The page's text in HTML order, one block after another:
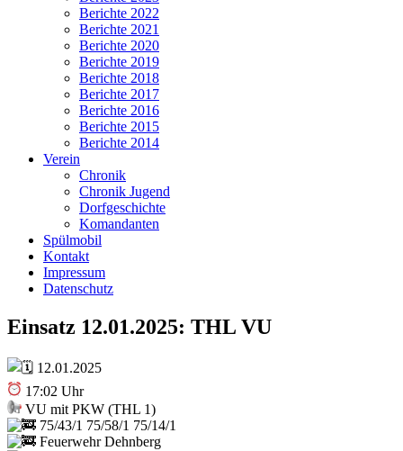
Berichte 2022
Berichte 2021
Berichte 2020
Berichte 2019
Berichte 2018
Berichte 2017
Berichte 2016
Berichte 2015
Berichte 2014
Verein
Chronik
Chronik Jugend
Dorfgeschichte
Komandanten
Spülmobil
Kontakt
Impressum
Datenschutz
Einsatz 12.01.2025: THL VU
12.01.2025
17:02 Uhr
VU mit PKW (THL 1)
75/43/1 75/58/1 75/14/1
Feuerwehr Dehnberg